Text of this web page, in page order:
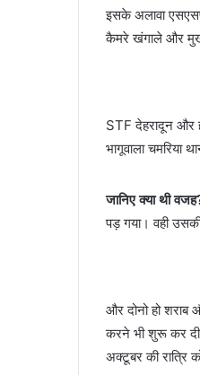
इसके अलावा
कैमरे खंगाले और
STF देहरादून और
भागूवाला चमरिया
जानिए क्या थी
पड़ गया। वही
और दोनो हो शराब
करने भी शुरू कर दी
अक्टूबर की रात्रि